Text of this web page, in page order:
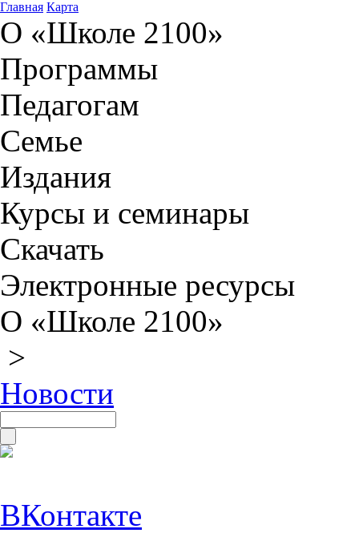
Главная Карта
О «Школе 2100»
Программы
Педагогам
Семье
Издания
Курсы и семинары
Скачать
Электронные ресурсы
О «Школе 2100»
>
Новости
ВКонтакте